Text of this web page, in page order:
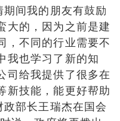
间我的朋友有鼓励
大的，因为之前是建
，不同的行业需要不
我也学习了新的知
司给我提供了很多在
新技能，能更好帮助
部长王瑞杰在国会